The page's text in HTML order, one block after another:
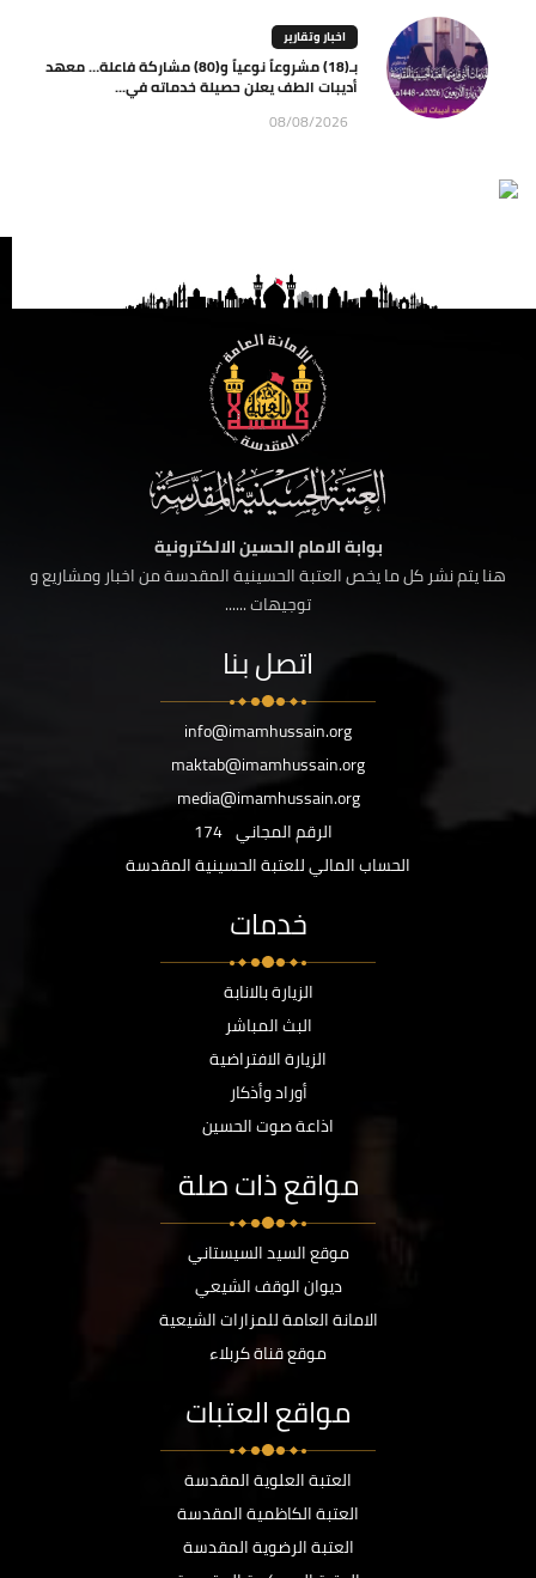
اخبار وتقارير
بـ(18) مشروعاً نوعياً و(80) مشاركة فاعلة… معهد
أديبات الطف يعلن حصيلة خدماته في...
08/08/2026
بوابة الامام الحسين الالكترونية
هنا يتم نشر كل ما يخص العتبة الحسينية المقدسة من اخبار ومشاريع و
توجيهات ......
اتصل بنا
info@imamhussain.org
maktab@imamhussain.org
media@imamhussain.org
الرقم المجاني 174
الحساب المالي للعتبة الحسينية المقدسة
خدمات
الزيارة بالانابة
البث المباشر
الزيارة الافتراضية
أوراد وأذكار
اذاعة صوت الحسين
مواقع ذات صلة
موقع السيد السيستاني
ديوان الوقف الشيعي
الامانة العامة للمزارات الشيعية
موقع قناة كربلاء
مواقع العتبات
العتبة العلوية المقدسة
العتبة الكاظمية المقدسة
العتبة الرضوية المقدسة